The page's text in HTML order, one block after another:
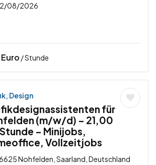
08/2026
Euro / Stunde
Design
für
(m/w/d) – 21,00
– Minijobs,
Vollzeitjobs
Nohfelden, Saarland, Deutschland